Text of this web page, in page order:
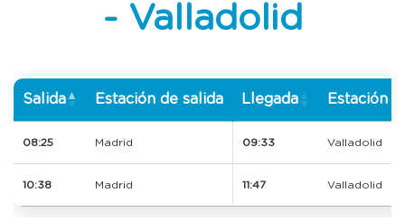
- Valladolid
Salida Estación de salida Llegada Estación
08:25 Madrid 09:33 Valladolid
10:38 Madrid 11:47 Valladolid